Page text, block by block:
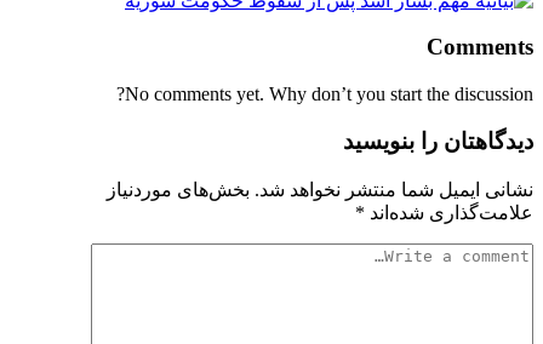
Comments
No comments yet. Why don’t you start the discussion?
دیدگاهتان را بنویسید
نشانی ایمیل شما منتشر نخواهد شد. بخش‌های موردنیاز
علامت‌گذاری شده‌اند *